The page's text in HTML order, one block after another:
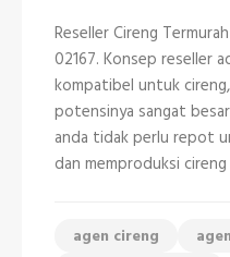
Reseller Cireng
02167. Konsep reseller
kompatibel untuk
potensinya sangat
anda tidak perlu repot
dan memproduksi
agen cireng